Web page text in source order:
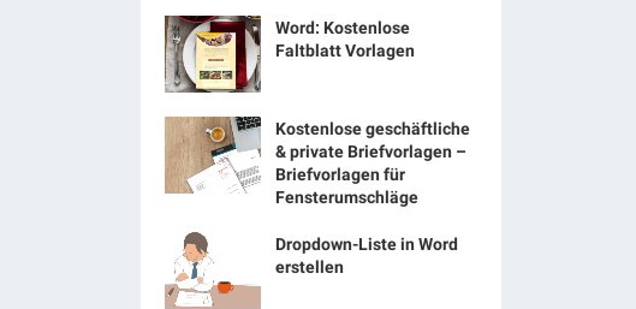
Word: Kostenlose
Faltblatt Vorlagen
Kostenlose geschäftliche
& private Briefvorlagen –
Briefvorlagen für
Fensterumschläge
Dropdown-Liste in Word
erstellen